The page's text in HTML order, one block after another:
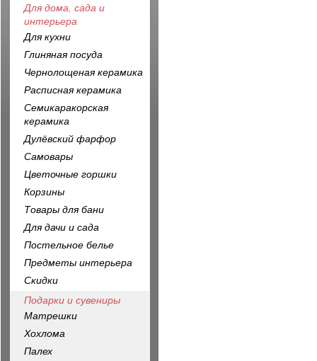
Для дома, сада и
интерьера
Для кухни
Глиняная посуда
Чернолощеная керамика
Расписная керамика
Семикаракорская
керамика
Дулёвский фарфор
Самовары
Цветочные горшки
Корзины
Товары для бани
Для дачи и сада
Постельное белье
Предметы интерьера
Скидки
Подарки и сувениры
Матрешки
Хохлома
Палех